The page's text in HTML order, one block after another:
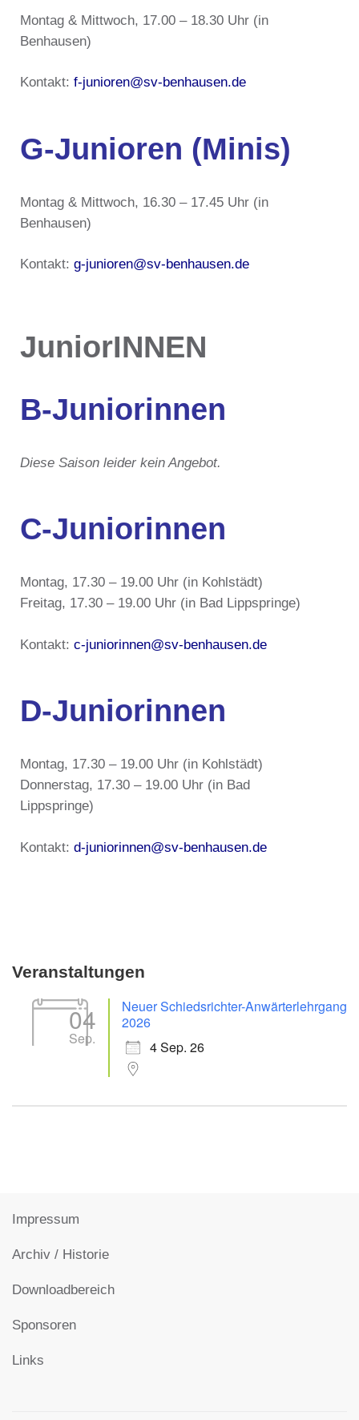
Montag & Mittwoch, 17.00 – 18.30 Uhr (in
Benhausen)
Kontakt: f-junioren@sv-benhausen.de
G-Junioren (Minis)
Montag & Mittwoch, 16.30 – 17.45 Uhr (in
Benhausen)
Kontakt: g-junioren@sv-benhausen.de
JuniorINNEN
B-Juniorinnen
Diese Saison leider kein Angebot.
C-Juniorinnen
Montag, 17.30 – 19.00 Uhr (in Kohlstädt)
Freitag, 17.30 – 19.00 Uhr (in Bad Lippspringe)
Kontakt: c-juniorinnen@sv-benhausen.de
D-Juniorinnen
Montag, 17.30 – 19.00 Uhr (in Kohlstädt)
Donnerstag, 17.30 – 19.00 Uhr (in Bad
Lippspringe)
Kontakt: d-juniorinnen@sv-benhausen.de
Veranstaltungen
04
Sep.
Neuer Schiedsrichter-Anwärterlehrgang
2026
4 Sep. 26
Impressum
Archiv / Historie
Downloadbereich
Sponsoren
Links